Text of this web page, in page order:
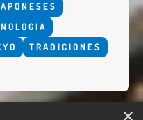
TRADICIONES